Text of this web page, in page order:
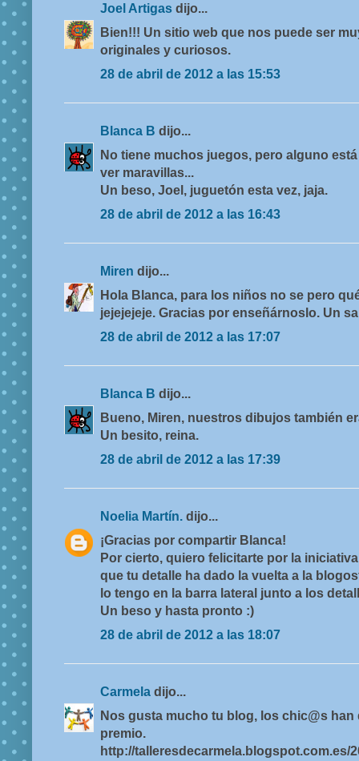
Joel Artigas dijo...
Bien!!! Un sitio web que nos puede ser
originales y curiosos.
28 de abril de 2012 a las 15:53
Blanca B dijo...
No tiene muchos juegos, pero alguno
ver maravillas...
Un beso, Joel, juguetón esta vez, jaja.
28 de abril de 2012 a las 16:43
Miren dijo...
Hola Blanca, para los niños no se pero
jejejejeje. Gracias por enseñárnoslo. Un
28 de abril de 2012 a las 17:07
Blanca B dijo...
Bueno, Miren, nuestros dibujos también
Un besito, reina.
28 de abril de 2012 a las 17:39
Noelia Martín. dijo...
¡Gracias por compartir Blanca!
Por cierto, quiero felicitarte por la
que tu detalle ha dado la vuelta a la
lo tengo en la barra lateral junto a los
Un beso y hasta pronto :)
28 de abril de 2012 a las 18:07
Carmela dijo...
Nos gusta mucho tu blog, los chic@s
premio.
http://talleresdecarmela.blogspot.com.es/